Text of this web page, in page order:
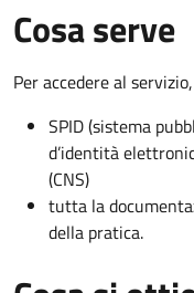
Cosa serve
Per accedere al
SPID (sistema
d’identità
(CNS)
tutta la
della pratica.